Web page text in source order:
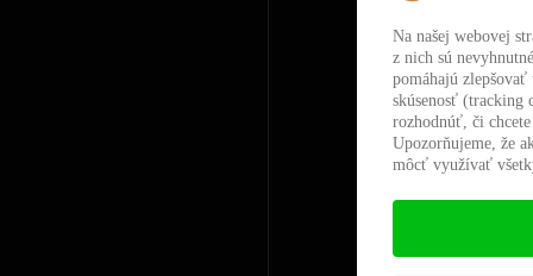
Na našej webovej
z nich sú
pomáhajú
skúsenosť (tracking
rozhodnúť, či
Upozorňujeme, že
môcť využívať